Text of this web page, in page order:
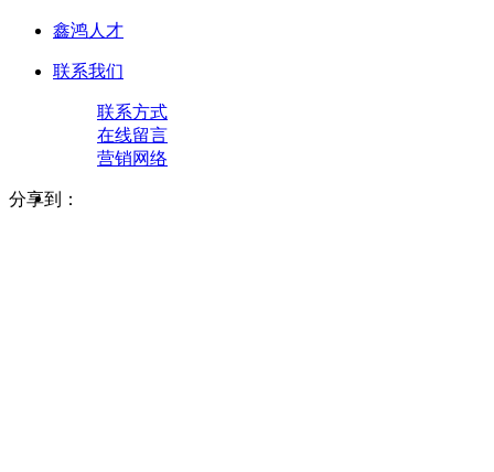
鑫鸿人才
联系我们
联系方式
在线留言
营销网络
分享到：